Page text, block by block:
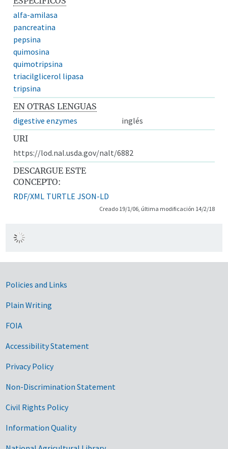
alfa-amilasa
pancreatina
pepsina
quimosina
quimotripsina
triacilglicerol lipasa
tripsina
EN OTRAS LENGUAS
digestive enzymes
inglés
URI
https://lod.nal.usda.gov/nalt/6882
DESCARGUE ESTE
CONCEPTO:
RDF/XML TURTLE JSON-LD
Creado 19/1/06, última modificación 14/2/18
Government Links
Policies and Links
Plain Writing
FOIA
Accessibility Statement
Privacy Policy
Non-Discrimination Statement
Civil Rights Policy
Information Quality